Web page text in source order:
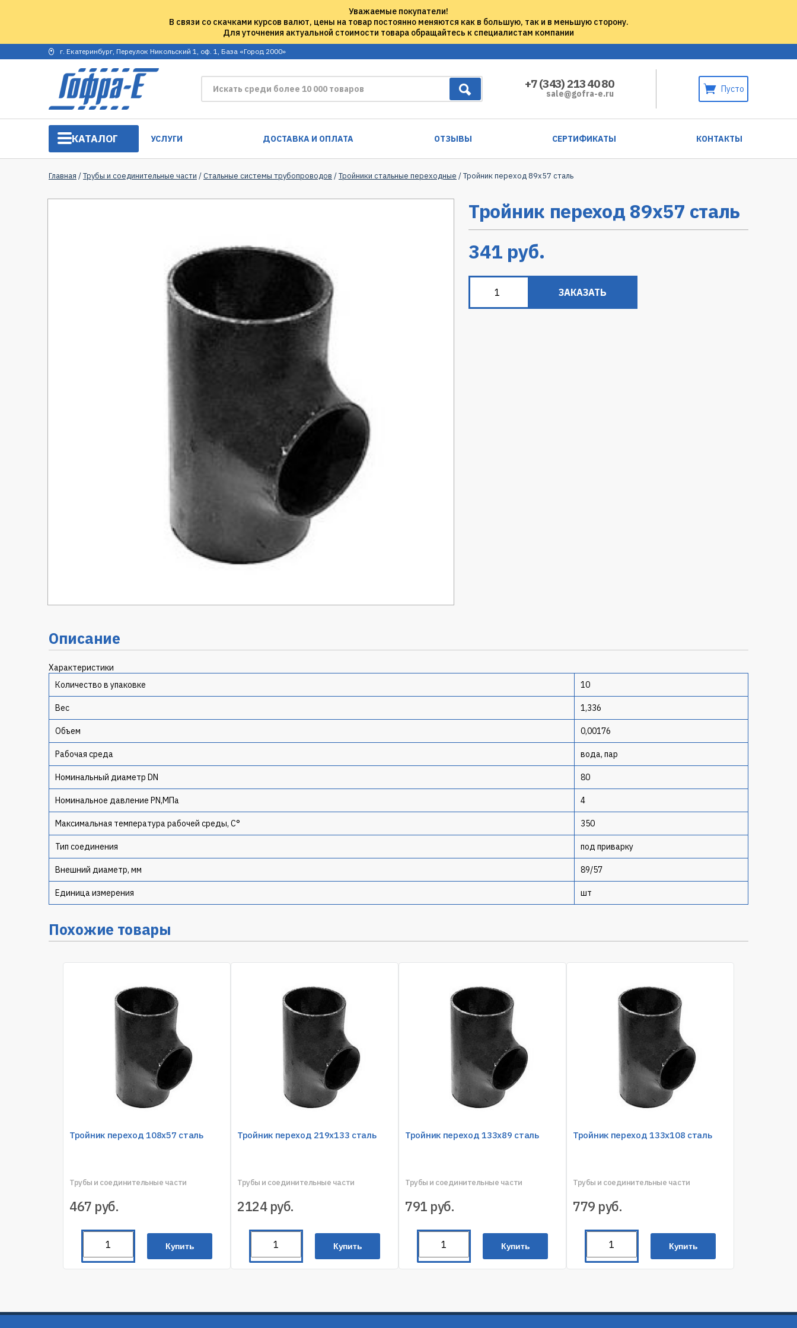
Уважаемые покупатели!
В связи со скачками курсов валют, цены на товар постоянно меняются как в большую, так и в меньшую сторону.
Для уточнения актуальной стоимости товара обращайтесь к специалистам компании
г. Екатеринбург, Переулок Никольский 1, оф. 1, База «Город 2000»
+7 (343) 213 40 80
sale@gofra-e.ru Пусто
КАТАЛОГ УСЛУГИ ДОСТАВКА И ОПЛАТА ОТЗЫВЫ СЕРТИФИКАТЫ КОНТАКТЫ
Главная /Трубы и соединительные части /Стальные системы трубопроводов /Тройники стальные переходные / Тройник переход 89х57 сталь
Тройник переход 89х57 сталь
341 руб.
ЗАКАЗАТЬ
Описание
Характеристики
Количество в упаковке
10
Вес 1,336
Объем 0,00176
Рабочая среда вода, пар
Номинальный диаметр DN 80
Номинальное давление PN,МПа 4
Максимальная температура рабочей среды, С° 350
Тип соединения под приварку
Внешний диаметр, мм 89/57
Единица измерения шт
Похожие товары
Тройник переход 108х57 сталь
Трубы и соединительные части
467 руб.
Купить
Тройник переход 219х133 сталь
Трубы и соединительные части
2124 руб.
Купить
Тройник переход 133х89 сталь
Трубы и соединительные части
791 руб.
Купить
Тройник переход 133х108 сталь
Трубы и соединительные части
779 руб.
Купить